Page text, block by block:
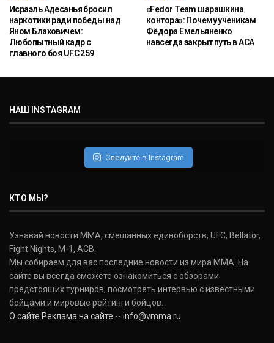
Исраэль Адесанья бросил
наркотики ради победы над
Яном Блаховичем:
Любопытный кадр с
главного боя UFC 259
«Fedor Team шарашкина
контора»: Почему ученикам
Фёдора Емельяненко
навсегда закрыт путь в ACA
НАШ INSTAGRAM
Следуйте в Instagram
КТО МЫ?
Узнавай новости ММА, смешанных единоборств, UFC, Bellator,
Fight Nights, M-1, ACB.
Мы собираем для вас последние новости из мира ММА. На
сайте вы всегда сможете ознакомиться с обзорами
предстоящих турниров, посмотреть интервью с известными
бойцами и мировые рейтинги бойцов.
О сайте Реклама на сайте -- info@vmma.ru